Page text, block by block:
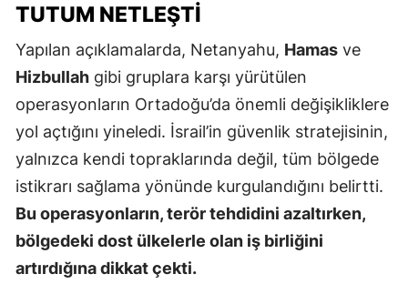
TUTUM NETLEŞTI
Yapılan açıklamalarda, Netanyahu, Hamas ve
Hizbullah gibi gruplara karşı yürütülen
operasyonların Ortadoğu’da önemli değişikliklere
yol açtığını yineledi. İsrail’in güvenlik stratejisinin,
yalnızca kendi topraklarında değil, tüm bölgede
istikrarı sağlama yönünde kurgulandığını belirtti.
Bu operasyonların, terör tehdidini azaltırken,
bölgedeki dost ülkelerle olan iş birliğini
artırdığına dikkat çekti.